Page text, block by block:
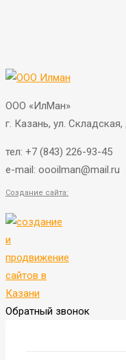
ООО «ИлМан»
г. Казань, ул. Складская,
тел: +7 (843) 226-93-45
e-mail: oooilman@mail.ru
Создание сайта:
Обратный звонок